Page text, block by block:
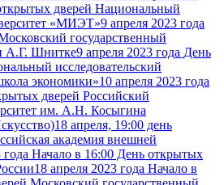
дверей Национальный
«МИЭТ»9 апреля 2023 года
государственный
А.Г. Шнитке9 апреля 2023 года День
исследовательский
экономики»10 апреля 2023 года
дверей Российский
им. А.Н. Косыгина
18 апреля, 19:00 день
академия внешней
года Начало в 16:00 День открытых
18 апреля 2023 года Начало в